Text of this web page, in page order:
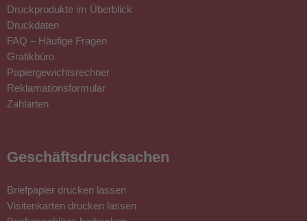
Druckprodukte im Überblick
Druckdaten
FAQ – Häufige Fragen
Grafikbüro
Papiergewichtsrechner
Reklamationsformular
Zahlarten
Geschäftsdrucksachen
Briefpapier drucken lassen
Visitenkarten drucken lassen